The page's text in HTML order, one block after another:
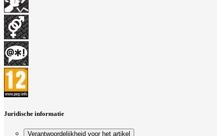
Juridische informatie
Verantwoordelijkheid voor het artikel